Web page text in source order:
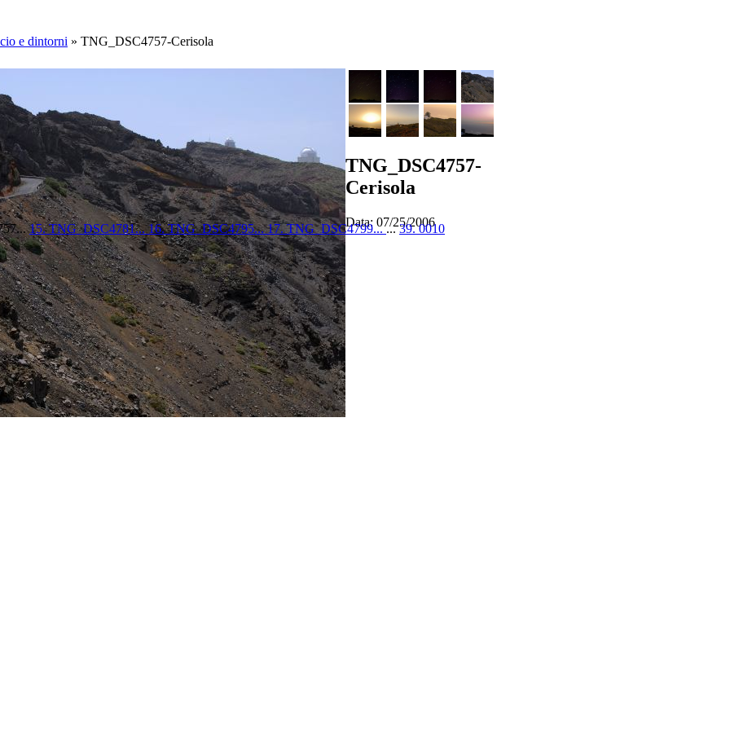
e dintorni » TNG_DSC4757-Cerisola
TNG_DSC4757-
Cerisola
Data: 07/25/2006
15. TNG_DSC4781...16. TNG_DSC4795...17. TNG_DSC4799...... 39. 0010